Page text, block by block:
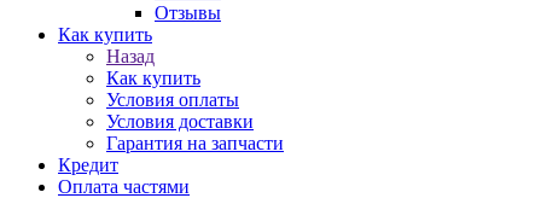
Отзывы
Как купить
Назад
Как купить
Условия оплаты
Условия доставки
Гарантия на запчасти
Кредит
Оплата частями